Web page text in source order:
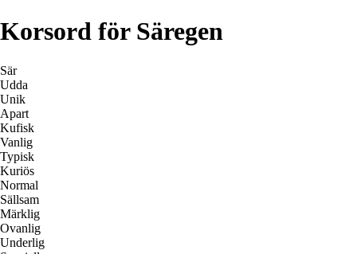
Korsord för Säregen
Sär
Udda
Unik
Apart
Kufisk
Vanlig
Typisk
Kuriös
Normal
Sällsam
Märklig
Ovanlig
Underlig